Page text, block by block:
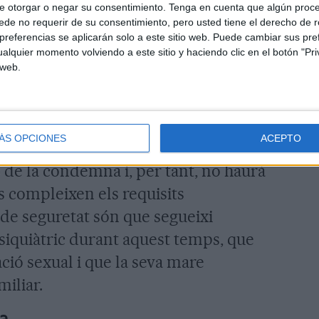
otorgar o negar su consentimiento. Tenga en cuenta que algún
no requerir de su consentimiento, pero usted tiene el derecho de
se aplicarán solo a este sitio web. Puede cambiar sus
momento volviendo a este sitio y haciendo clic en el botón
OPCIONES ACEPTO
fabricació de pornografia infantil;
delicte d'entabanament.
acostar-se i comunicar-se amb
de seguretat que haurà de
La presidenta del tribunal li ha
estrictament, l'Audiència s'avindrà a
la condemna i, per tant, no haurà
compleixen els requisits
seguretat són que segueixi
durant aquest temps, que
sexual i que la seva mare